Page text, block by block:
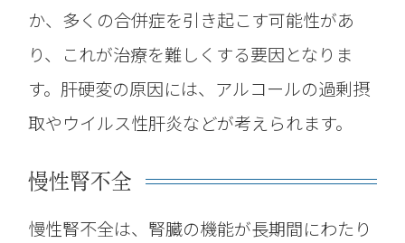
か、多くの合併症を引き起こす可能性があ
り、これが治療を難しくする要因となりま
す。肝硬変の原因には、アルコールの過剰摂
取やウイルス性肝炎などが考えられます。
慢性腎不全
慢性腎不全は、腎臓の機能が長期間にわたり